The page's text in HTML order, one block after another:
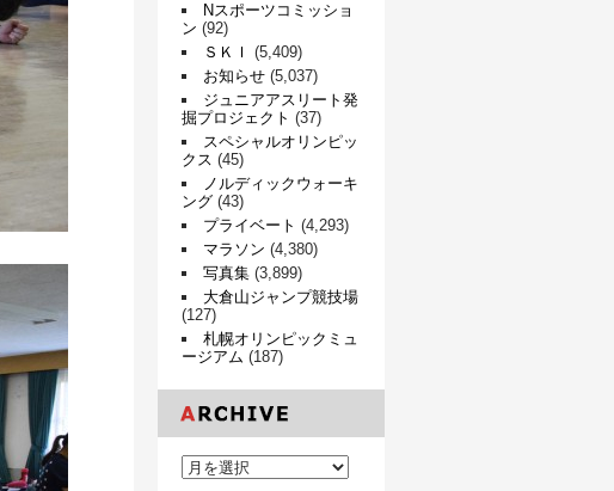
Nスポーツコミッショ
ン (92)
ＳＫＩ
(5,409)
お知らせ (5,037)
ジュニアアスリート発
掘プロジェクト (37)
スペシャルオリンピッ
クス (45)
ノルディックウォーキ
ング (43)
プライベート (4,293)
マラソン (4,380)
写真集 (3,899)
大倉山ジャンプ競技場
(127)
札幌オリンピックミュ
ージアム (187)